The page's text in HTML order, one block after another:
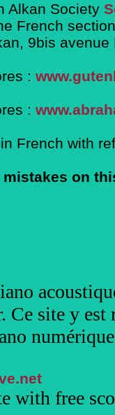
Alkan Society
French
9bis
:
:
French with
on
Ce site y est
with free